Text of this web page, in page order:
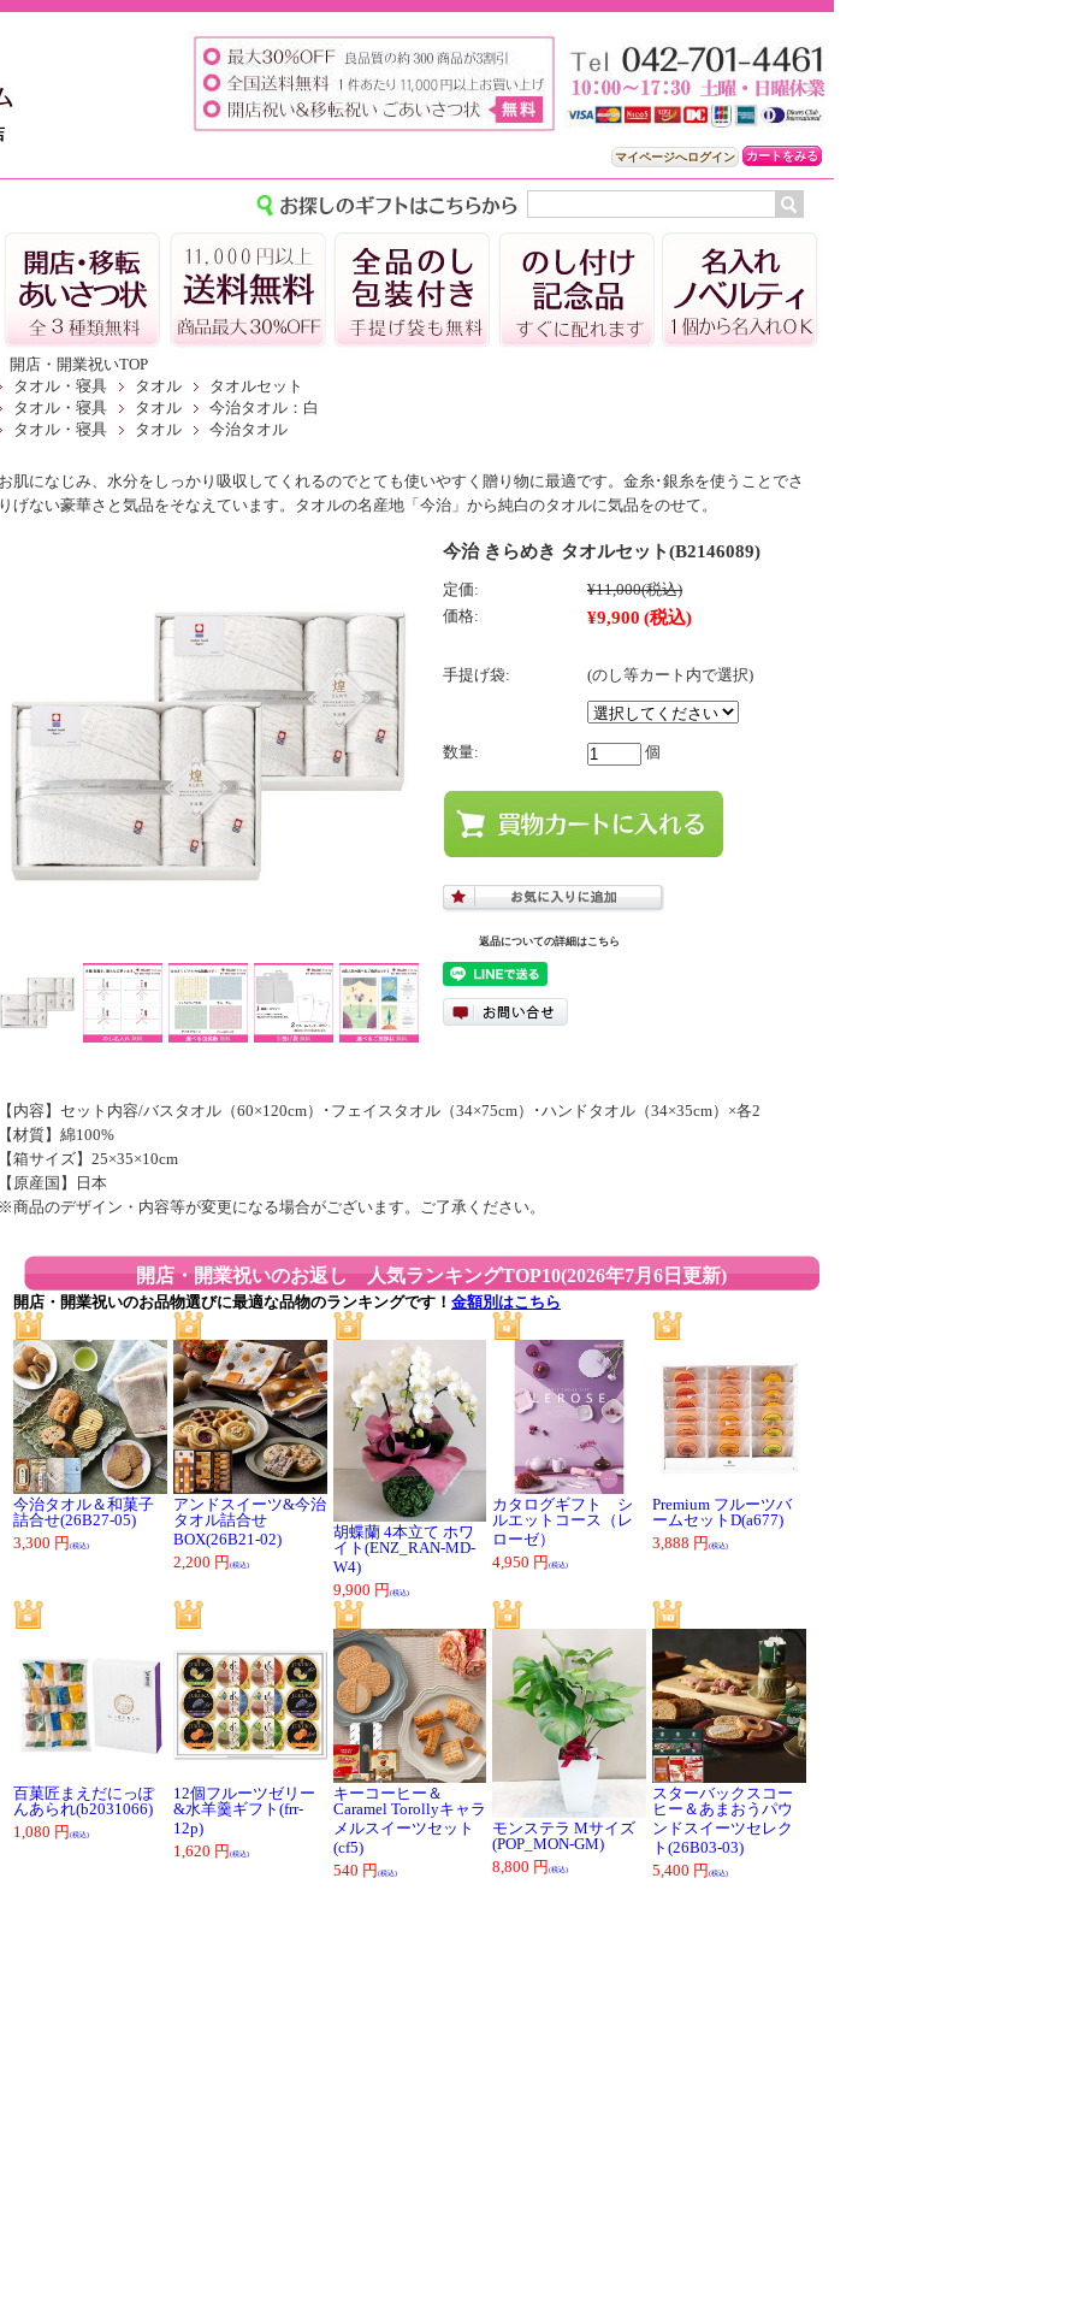
マイページへログイン カートをみる
開店・開業祝いTOP
タオル・寝具
タオル
タオルセット
タオル・寝具
タオル
今治タオル：白
タオル・寝具
タオル 今治タオル
お肌になじみ、水分をしっかり吸収してくれるのでとても使いやすく贈り物に最適です。金糸･銀糸を使うことでさ
りげない豪華さと気品をそなえています。タオルの名産地「今治」から純白のタオルに気品をのせて。
今治 きらめき タオルセット(B2146089)
定価: ¥11,000(税込)
価格:
¥9,900 (税込)
手提げ袋: (のし等カート内で選択)
数量: 個
返品についての詳細はこちら
【内容】セット内容/バスタオル（60×120cm）･フェイスタオル（34×75cm）･ハンドタオル（34×35cm）×各2
【材質】綿100%
【箱サイズ】25×35×10cm
【原産国】日本
※商品のデザイン・内容等が変更になる場合がございます。ご了承ください。